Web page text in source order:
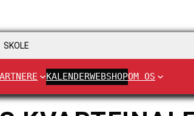
SKOLE
KALENDERWEBSHOPOM OS